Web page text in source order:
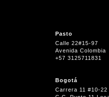
Pasto
Calle 22#15-97
Avenida Colombia
+57 3125711831
Bogotá
Carrera 11 #10-22